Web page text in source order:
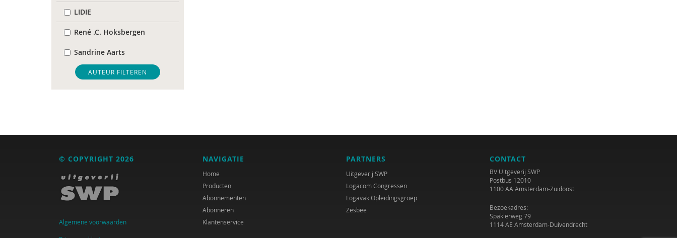
LIDIE
René .C. Hoksbergen
Sandrine Aarts
Alma Akkerman
Alaoui Alaoui
Astrid Altena
Mariëlle an Hest
Mariët an Rossum
AUTEUR FILTEREN
© COPYRIGHT 2026
Algemene voorwaarden
NAVIGATIE
Home
Producten
Abonnementen
Abonneren
Klantenservice
PARTNERS
Uitgeverij SWP
Logacom Congressen
Logavak Opleidingsgroep
Zesbee
CONTACT
BV Uitgeverij SWP
Postbus 12010
1100 AA Amsterdam-Zuidoost
Bezoekadres:
Spaklerweg 79
1114 AE Amsterdam-Duivendrecht